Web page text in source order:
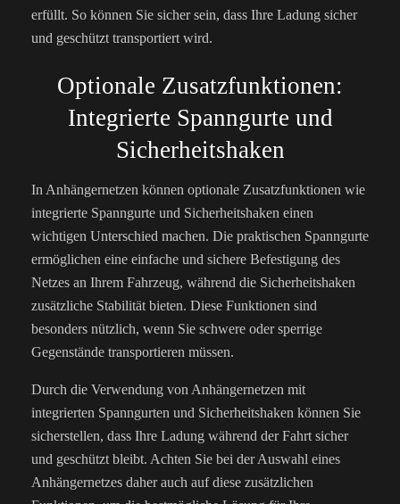
erfüllt. So können Sie sicher sein, dass Ihre Ladung sicher
und geschützt transportiert wird.
Optionale Zusatzfunktionen:
Integrierte Spanngurte und
Sicherheitshaken
In Anhängernetzen können optionale Zusatzfunktionen wie
integrierte Spanngurte und Sicherheitshaken einen
wichtigen Unterschied machen. Die praktischen Spanngurte
ermöglichen eine einfache und sichere Befestigung des
Netzes an Ihrem Fahrzeug, während die Sicherheitshaken
zusätzliche Stabilität bieten. Diese Funktionen sind
besonders nützlich, wenn Sie schwere oder sperrige
Gegenstände transportieren müssen.
Durch die Verwendung von Anhängernetzen mit
integrierten Spanngurten und Sicherheitshaken können Sie
sicherstellen, dass Ihre Ladung während der Fahrt sicher
und geschützt bleibt. Achten Sie bei der Auswahl eines
Anhängernetzes daher auch auf diese zusätzlichen